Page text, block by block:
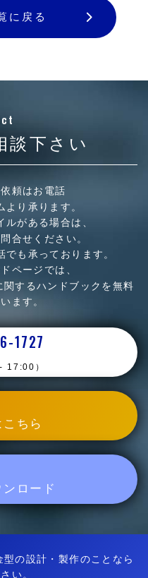
に戻る
談下さい
頼はお電話
より承ります。
ルがある場合は、
合せください。
でも承っております。
ページでは、
するハンドブックを 無料
ます。
1727
17:00）
ちら
ロード
の設計・製作のことなら
い。